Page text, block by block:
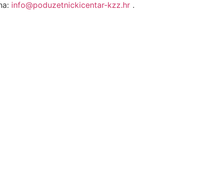
info@poduzetnickicentar-kzz.hr .